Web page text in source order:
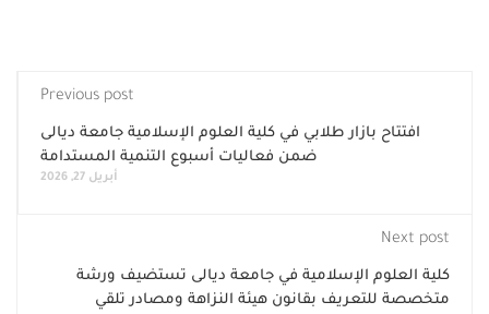
بازار طلابي في كلية العلوم الإسلامية جامعة ديالى
ضمن فعاليات أسبوع التنمية المستدامة
الإسلامية في جامعة ديالى تستضيف ورشة
بقانون هيئة النزاهة ومصادر تلقي